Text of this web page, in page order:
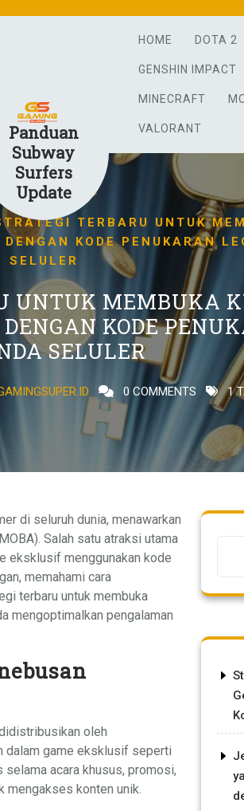
Panduan
Subway
Surfers
Update
HOME DOTA 2
GENSHIN IMPACT
MINECRAFT
VALORANT
TERBARU UNTUK
KODE PENUKARAN
SELULER
UNTUK MEMBUKA
KODE
SELULER
0 COMMENTS 1
di seluruh dunia, menawarkan
Salah satu atraksi utama
eksklusif menggunakan kode
memahami cara
terbaru untuk membuka
mengoptimalkan pengalaman
oleh
dalam game eksklusif seperti
acara khusus, promosi,
mengakses konten unik.